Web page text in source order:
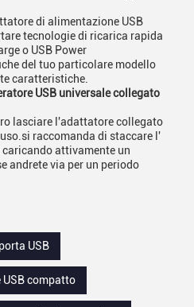
di alimentazione USB
tecnologie di ricarica rapida
o USB Power
del tuo particolare modello
caratteristiche.
USB universale collegato
lasciare l'adattatore collegato
raccomanda di staccare l'
attivamente un
andrete via per un periodo
USB
compatto